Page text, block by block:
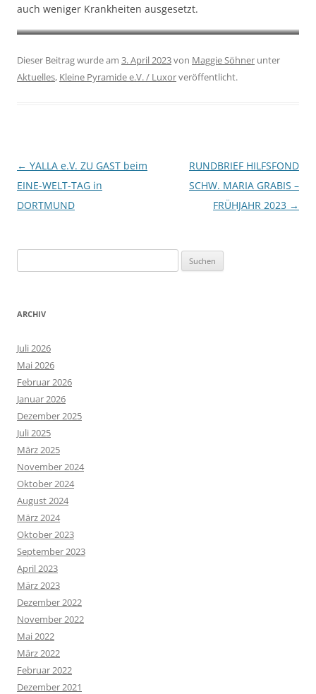
auch weniger Krankheiten ausgesetzt.
Beispielhaft VORHER
NACHHER
Dieser Beitrag wurde am 3. April 2023von Maggie Söhner unter
Aktuelles, Kleine Pyramide e.V. / Luxorveröffentlicht.
Beitragsnavigation
← YALLA e.V. ZU GAST beim
EINE-WELT-TAG in
DORTMUND
RUNDBRIEF HILFSFOND
SCHW. MARIA GRABIS –
FRÜHJAHR 2023 →
nach:
ARCHIV
Juli 2026
Mai 2026
Februar 2026
Januar 2026
Dezember 2025
Juli 2025
März 2025
November 2024
Oktober 2024
August 2024
März 2024
Oktober 2023
September 2023
April 2023
März 2023
Dezember 2022
November 2022
Mai 2022
März 2022
Februar 2022
Dezember 2021